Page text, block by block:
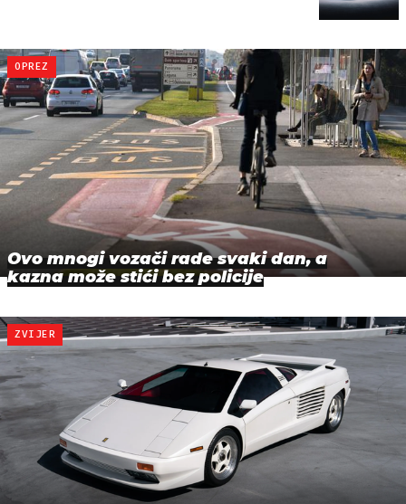
OPREZ
Ovo mnogi vozači rade svaki dan, a
kazna može stići bez policije
ZVIJER